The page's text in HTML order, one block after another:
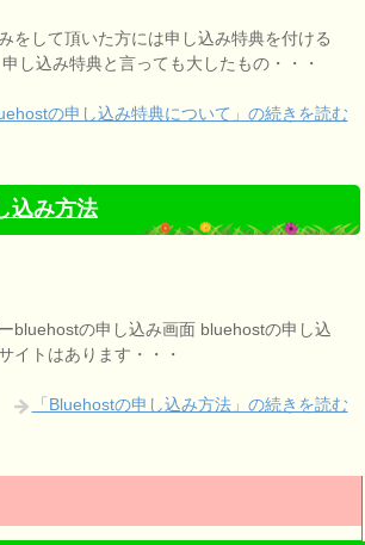
をして頂いた方には申し込み特典を付ける
し込み特典と言っても大したもの・・・
の申し込み特典について」の続きを読む
込み方法
bluehostの申し込み画面 bluehostの申し込
イトはあります・・・
「Bluehostの申し込み方法」の続きを読む